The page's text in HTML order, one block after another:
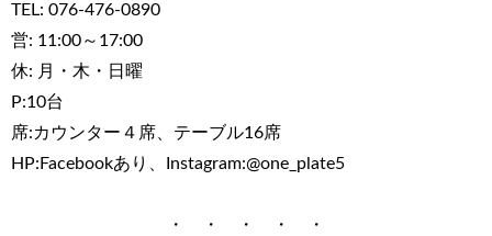
TEL: 076-476-0890
営: 11:00～17:00
休: 月・木・日曜
P:10台
席:カウンター４席、テーブル16席
HP:Facebookあり、Instagram:@one_plate5
・ ・ ・ ・ ・